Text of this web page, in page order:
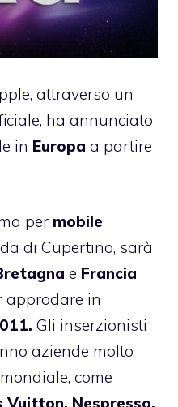
attraverso un
, ha annunciato
in Europa a partire
per mobile
di Cupertino, sarà
e Francia
approdare in
Gli inserzionisti
aziende molto
come
Vuitton, Nespresso,